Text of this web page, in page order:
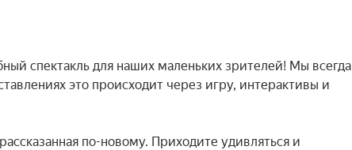
спектакль для наших маленьких зрителей! Мы всегда
это происходит через игру, интерактивы и
по-новому. Приходите удивляться и